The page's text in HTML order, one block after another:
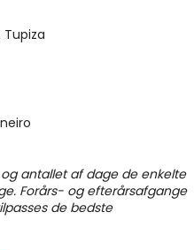
Tupiza
antallet af dage de enkelte
Forårs- og efterårsafgange
de bedste